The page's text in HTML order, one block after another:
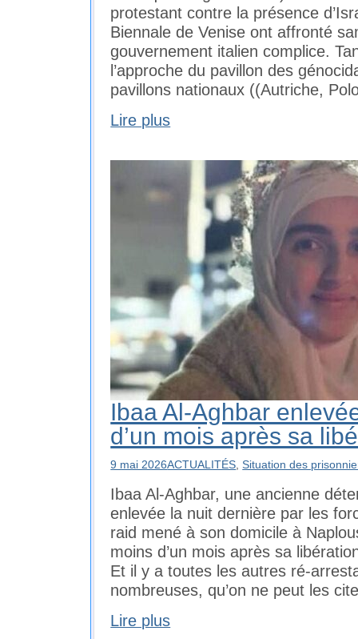
protestant contre la présence
Biennale de Venise ont affronté
gouvernement italien complice.
l’approche du pavillon des
pavillons nationaux ((Autriche,
Lire plus
Ibaa Al-Aghbar
d’un mois après sa
9 mai 2026ACTUALITÉS,Situation des
Ibaa Al-Aghbar, une ancienne
enlevée la nuit dernière par les
raid mené à son domicile à
moins d’un mois après sa
Et il y a toutes les autres ré-
nombreuses, qu’on ne peut les
Lire plus